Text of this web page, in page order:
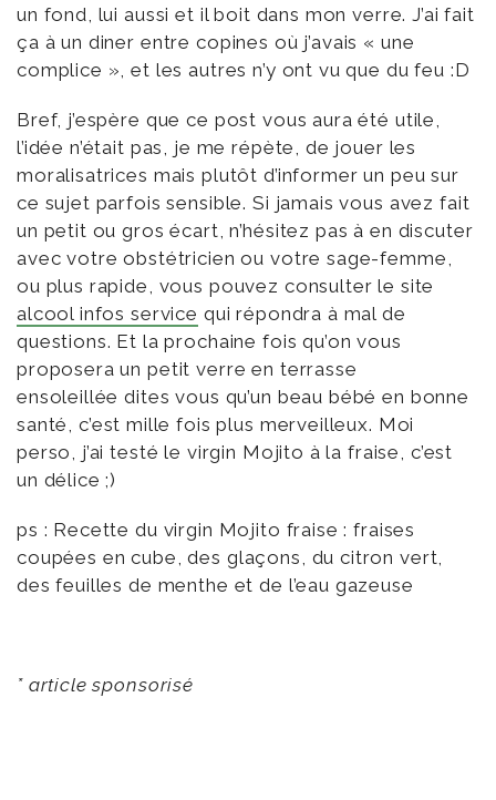
un fond, lui aussi et il boit dans mon verre. J’ai fait
ça à un diner entre copines où j’avais « une
complice », et les autres n’y ont vu que du feu :D
Bref, j’espère que ce post vous aura été utile,
l’idée n’était pas, je me répète, de jouer les
moralisatrices mais plutôt d’informer un peu sur
ce sujet parfois sensible. Si jamais vous avez fait
un petit ou gros écart, n’hésitez pas à en discuter
avec votre obstétricien ou votre sage-femme,
ou plus rapide, vous pouvez consulter le site
alcool infos service qui répondra à mal de
questions. Et la prochaine fois qu’on vous
proposera un petit verre en terrasse
ensoleillée dites vous qu’un beau bébé en bonne
santé, c’est mille fois plus merveilleux. Moi
perso, j’ai testé le virgin Mojito à la fraise, c’est
un délice ;)
ps : Recette du virgin Mojito fraise : fraises
coupées en cube, des glaçons, du citron vert,
des feuilles de menthe et de l’eau gazeuse
* article sponsorisé